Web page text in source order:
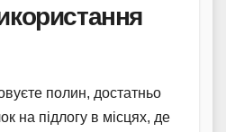
полин, достатньо
на підлогу в місцях, де